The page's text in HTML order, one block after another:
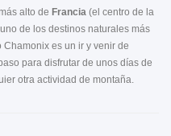
alto de Francia (el centro de la
de los destinos naturales más
es un ir y venir de
para disfrutar de unos días de
otra actividad de montaña.